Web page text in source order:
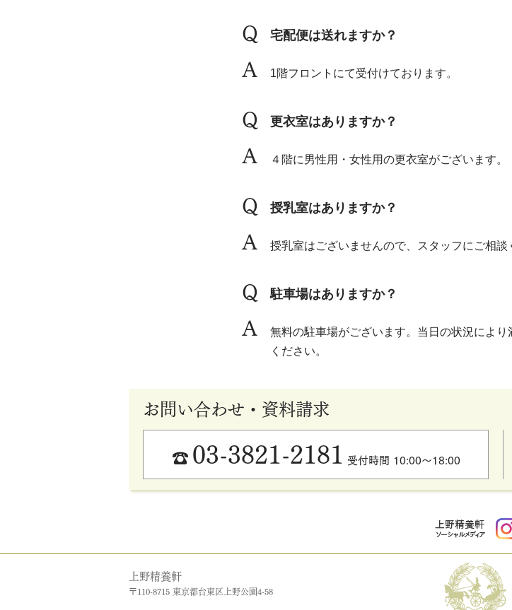
Q 宅配便は送れますか？
A 1階フロントにて受付けております。
Q 更衣室はありますか？
A ４階に男性用・女性用の更衣室がございます。
Q 授乳室はありますか？
A 授乳室はございませんので、スタッフにご相談
Q 駐車場はありますか？
A
無料の駐車場がございます。当日の状況によ
ください。
お問い合わせ・資料請求
☎ 03-3821-2181 受付時間 10:00〜18:00
上野精養軒
〒110-8715 東京都台東区上野公園4-58